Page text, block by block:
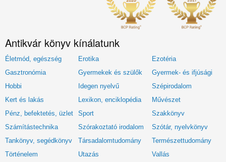
Antikvár könyv kínálatunk
Életmód, egészség Erotika
Ezotéria
Gasztronómia
Gyermekek és szülők
Gyermek- és ifjúsági
Hobbi
Idegen nyelvű
Szépirodalom
Kert és lakás
Lexikon, enciklopédia
Művészet
Pénz, befektetés, üzlet
Sport
Szakkönyv
Számítástechnika
Szórakoztató irodalom
Szótár, nyelvkönyv
Tankönyv, segédkönyv
Társadalomtudomány
Természettudomány
Történelem
Utazás Vallás